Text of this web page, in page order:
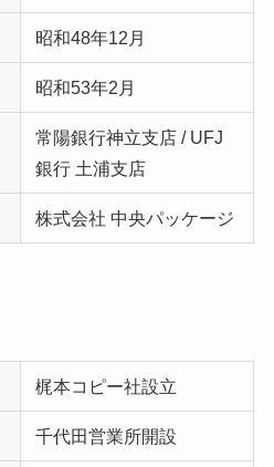
昭和48年12月
昭和53年2月
常陽銀行神立支店 / UFJ
銀行 土浦支店
株式会社 中央パッケージ
梶本コピー社設立
千代田営業所開設